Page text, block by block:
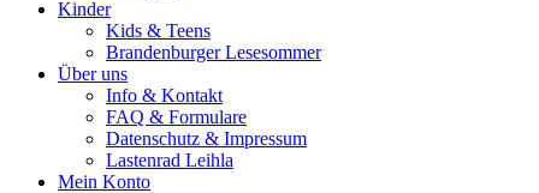
Kinder
Kids & Teens
Brandenburger Lesesommer
Über uns
Info & Kontakt
FAQ & Formulare
Datenschutz & Impressum
Lastenrad Leihla
Mein Konto